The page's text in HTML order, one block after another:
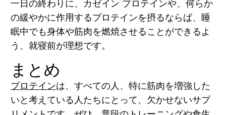
一日の終わりに、カゼイン プロテインや、何らか
の緩やかに作用するプロテインを摂るならば、睡
眠中でも身体や筋肉を燃焼させることができるよ
う、就寝前が理想です。
まとめ
プロテインは、すべての人、特に筋肉を増強した
いと考えている人たちにとって、欠かせないサプ